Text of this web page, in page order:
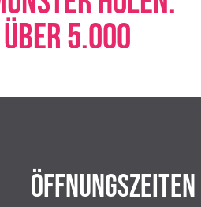
ÖFFNUNGSZEITEN